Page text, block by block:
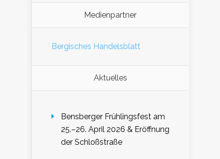
Medienpartner
Bergisches Handelsblatt
Aktuelles
Bensberger Frühlingsfest am
25.–26. April 2026 & Eröffnung
der Schloßstraße